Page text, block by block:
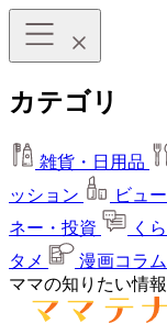
カテゴリ
雑貨・日用品
ッション
ビュ
ネー・投資
く
タメ
漫画コラム
ママの知りたい情